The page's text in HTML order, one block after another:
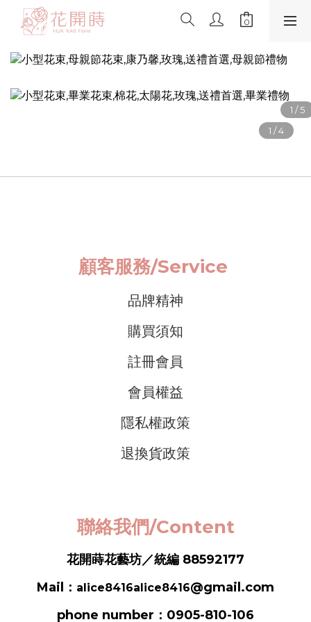
顧客服務/Service
品牌精神
購買須知
註冊會員
會員權益
隱私權政策
退換貨政策
聯絡我們/Content
花開蒔花藝坊／統編 88592177
Mail： alice8416alice8416@gmail.com
phone number：0905-810-106